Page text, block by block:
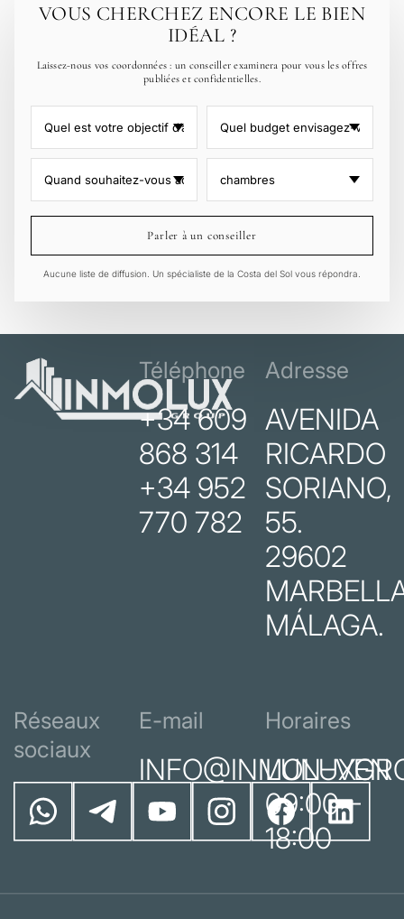
VOUS CHERCHEZ ENCORE LE BIEN
IDÉAL ?
Laissez-nous vos coordonnées : un conseiller examinera pour vous les offres
publiées et confidentielles.
Parler à un conseiller
Aucune liste de diffusion. Un spécialiste de la Costa del Sol vous répondra.
Téléphone
+34 609
868 314
+34 952
770 782
Adresse
AVENIDA
RICARDO
SORIANO,
55.
29602
MÁLAGA.
Réseaux
sociaux
E-mail Horaires
LUN–VEN
09:00 –
18:00